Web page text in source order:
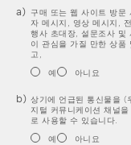
구매 또는 웹 사이트 방문
자 메시지, 영상 메시지,
행사 초대장, 설문조사 및
이 관심을 가질 만한 상품
고,
예
아니요
상기에 언급된 통신물을
지털 커뮤니케이션 채널
로 사용할 수 있습니다.
예
아니요